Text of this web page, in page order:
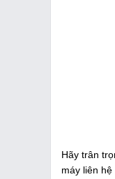
Hãy trân
máy liên